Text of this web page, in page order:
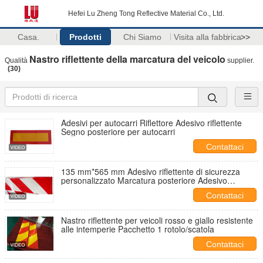
Hefei Lu Zheng Tong Reflective Material Co., Ltd.
Casa. Prodotti Chi Siamo Visita alla fabbrica>>
Qualità Nastro riflettente della marcatura del veicolo supplier.
(30)
Adesivi per autocarri Riflettore Adesivo riflettente
Segno posteriore per autocarri
Contattaci
135 mm*565 mm Adesivo riflettente di sicurezza
personalizzato Marcatura posteriore Adesivo
Contattaci
Nastro riflettente per veicoli rosso e giallo resistente
alle intemperie Pacchetto 1 rotolo/scatola
Contattaci